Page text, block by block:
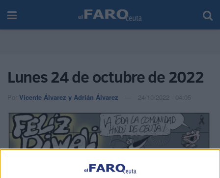
Lunes 24 de octubre de 2022
Por Vicente Álvarez y Adrián Álvarez 24/10/2022 - 04:05